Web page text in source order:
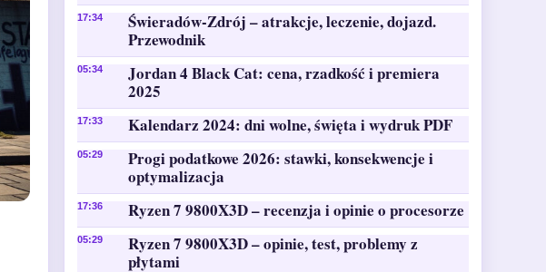
17:34
Świeradów-Zdrój – atrakcje, leczenie, dojazd.
Przewodnik
05:34
Jordan 4 Black Cat: cena, rzadkość i premiera
2025
17:33 Kalendarz 2024: dni wolne, święta i wydruk PDF
05:29
Progi podatkowe 2026: stawki, konsekwencje i
optymalizacja
17:36 Ryzen 7 9800X3D – recenzja i opinie o procesorze
05:29
Ryzen 7 9800X3D – opinie, test, problemy z
płytami